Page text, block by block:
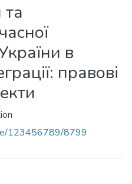
в
правові
123456789/8799